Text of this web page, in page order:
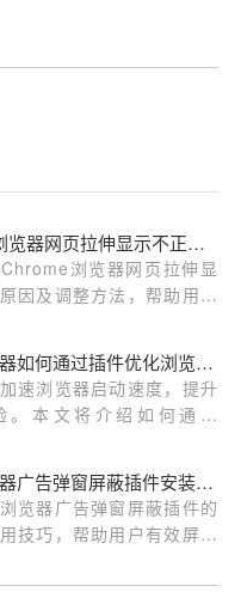
Chrome浏览器网页拉伸显示不正常怎么办
浏览器网页拉伸显
因及调整方法，帮助用户
谷歌浏览器如何通过插件优化浏览器启动速度
速浏览器启动速度，提升
。本文将介绍如何通过
谷歌浏览器广告弹窗屏蔽插件安装及使用技巧
览器广告弹窗屏蔽插件的
技巧，帮助用户有效屏蔽